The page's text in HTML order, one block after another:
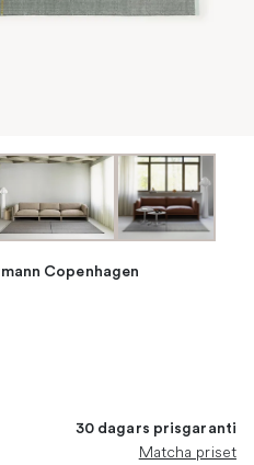
Copenhagen
30 dagars prisgaranti
Matcha priset